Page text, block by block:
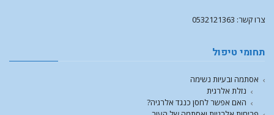
צרו קשר: 0532121363
תחומי טיפול
אסתמה ובעיות נשימה
נזלת אלרגית
האם אפשר לחסן כנגד אלרגיה?